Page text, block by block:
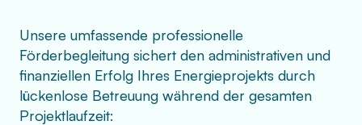
Unsere umfassende professionelle
Förderbegleitung sichert den administrativen und
finanziellen Erfolg Ihres Energieprojekts durch
lückenlose Betreuung während der gesamten
Projektlaufzeit: